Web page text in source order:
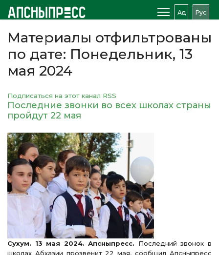
Аԥс Рус
Материалы отфильтрованы
по дате: Понедельник, 13
мая 2024
Подписаться на этот канал RSS
Последние звонки во всех школах страны
пройдут 22 мая
Сухум. 13 мая 2024. Апсныпресс. Последний звонок в
школах Абхазии прозвенит 22 мая, сообщил Апсныпресс